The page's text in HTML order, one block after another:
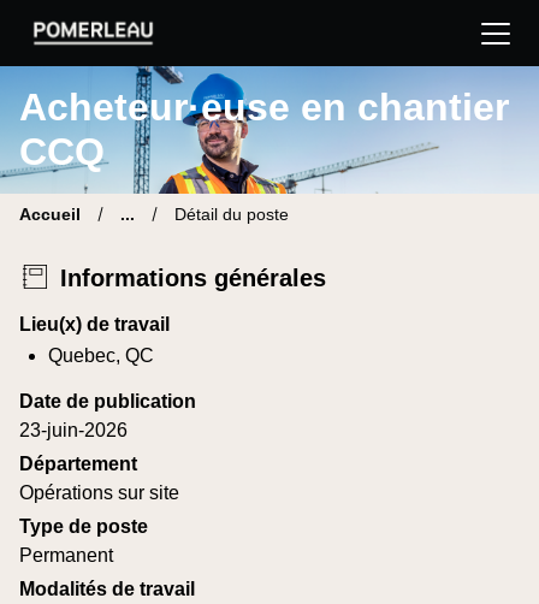
Pomerleau Site carrière | Trouve ton nouveau poste
Acheteur·euse en chantier
CCQ
Accueil ... Détail du poste
Informations générales
Lieu(x) de travail
Quebec, QC
Date de publication
23-juin-2026
Département
Opérations sur site
Type de poste
Permanent
Modalités de travail